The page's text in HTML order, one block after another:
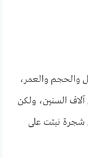
والحجم والعمر،
السنين، ولكن
شجرة نبتت على